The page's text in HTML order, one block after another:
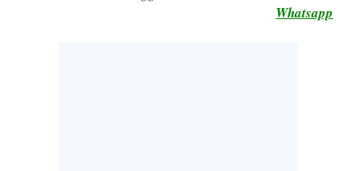
Whatsapp